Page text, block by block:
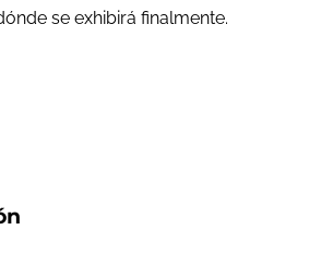
se exhibirá finalmente.